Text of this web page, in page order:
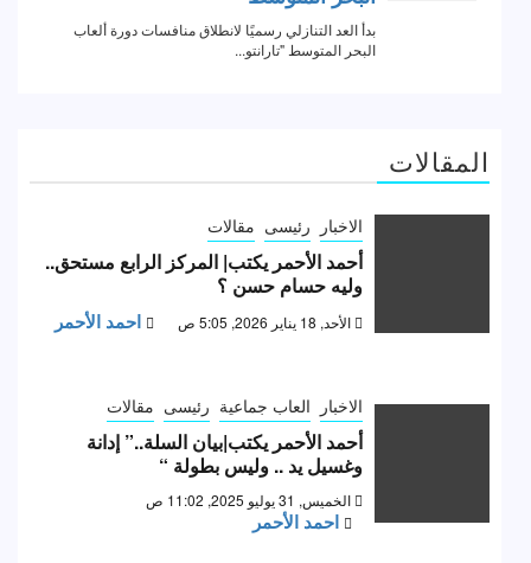
المقالات
الاخبار رئيسى مقالات
أحمد الأحمر يكتب| المركز الرابع مستحق..
وليه حسام حسن ؟
الأحد, 18 يناير 2026, 5:05 ص احمد الأحمر
الاخبار العاب جماعية رئيسى مقالات
أحمد الأحمر يكتب|بيان السلة..” إدانة
وغسيل يد .. وليس بطولة “
الخميس, 31 يوليو 2025, 11:02 ص
احمد الأحمر